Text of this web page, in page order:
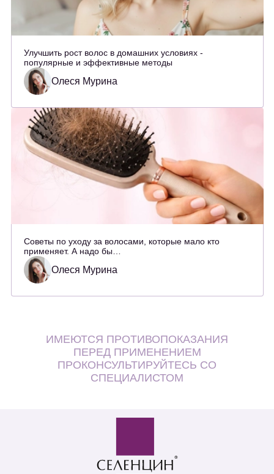
Улучшить рост волос в домашних условиях -
популярные и эффективные методы
Олеся Мурина
Советы по уходу за волосами, которые мало кто
применяет. А надо бы…
Олеся Мурина
ИМЕЮТСЯ ПРОТИВОПОКАЗАНИЯ
ПЕРЕД ПРИМЕНЕНИЕМ
ПРОКОНСУЛЬТИРУЙТЕСЬ СО
СПЕЦИАЛИСТОМ